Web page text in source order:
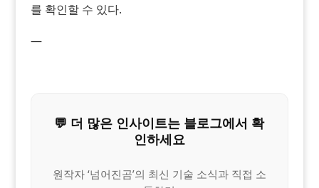
를 확인할 수 있다.
—
💬 더 많은 인사이트는 블로그에서 확
인하세요
원작자 ‘넘어진곰’의 최신 기술 소식과 직접 소